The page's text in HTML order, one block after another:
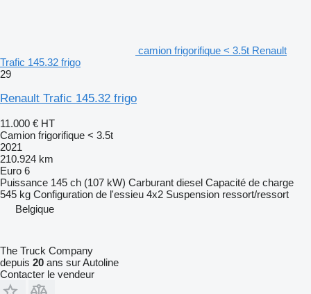
camion frigorifique < 3.5t Renault
Trafic 145.32 frigo
29
Renault Trafic 145.32 frigo
11.000 € HT
Camion frigorifique < 3.5t
2021
210.924 km
Euro 6
Puissance 145 ch (107 kW) Carburant diesel Capacité de charge
545 kg Configuration de l'essieu 4x2 Suspension ressort/ressort
Belgique
The Truck Company
depuis 20 ans sur Autoline
Contacter le vendeur